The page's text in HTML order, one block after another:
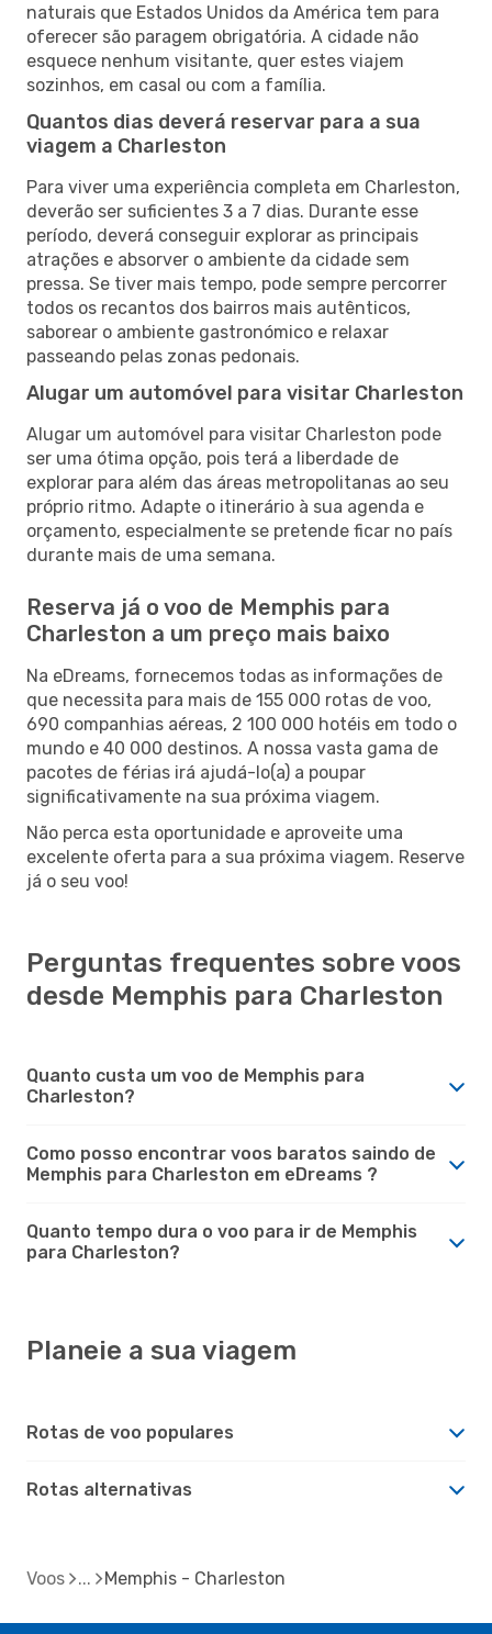
naturais que Estados Unidos da América tem para
oferecer são paragem obrigatória. A cidade não
esquece nenhum visitante, quer estes viajem
sozinhos, em casal ou com a família.
Quantos dias deverá reservar para a sua
viagem a Charleston
Para viver uma experiência completa em Charleston,
deverão ser suficientes 3 a 7 dias. Durante esse
período, deverá conseguir explorar as principais
atrações e absorver o ambiente da cidade sem
pressa. Se tiver mais tempo, pode sempre percorrer
todos os recantos dos bairros mais autênticos,
saborear o ambiente gastronómico e relaxar
passeando pelas zonas pedonais.
Alugar um automóvel para visitar Charleston
Alugar um automóvel para visitar Charleston pode
ser uma ótima opção, pois terá a liberdade de
explorar para além das áreas metropolitanas ao seu
próprio ritmo. Adapte o itinerário à sua agenda e
orçamento, especialmente se pretende ficar no país
durante mais de uma semana.
Reserva já o voo de Memphis para
Charleston a um preço mais baixo
Na eDreams, fornecemos todas as informações de
que necessita para mais de 155 000 rotas de voo,
690 companhias aéreas, 2 100 000 hotéis em todo o
mundo e 40 000 destinos. A nossa vasta gama de
pacotes de férias irá ajudá-lo(a) a poupar
significativamente na sua próxima viagem.
Não perca esta oportunidade e aproveite uma
excelente oferta para a sua próxima viagem. Reserve
já o seu voo!
Perguntas frequentes sobre voos
desde Memphis para Charleston
Quanto custa um voo de Memphis para
Charleston?
Como posso encontrar voos baratos saindo de
Memphis para Charleston em eDreams ?
Quanto tempo dura o voo para ir de Memphis
para Charleston?
Planeie a sua viagem
Rotas de voo populares
Rotas alternativas
Voos Memphis - Charleston